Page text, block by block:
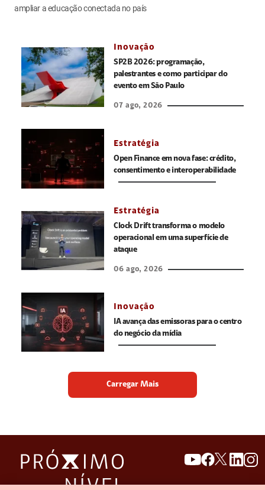
ampliar a educação conectada no país
Inovação
SP2B 2026: programação,
palestrantes e como participar do
evento em São Paulo
07 ago, 2026
Estratégia
Open Finance em nova fase: crédito,
consentimento e interoperabilidade
Estratégia
Clock Drift transforma o modelo
operacional em uma superfície de
ataque
06 ago, 2026
Inovação
IA avança das emissoras para o centro
do negócio da mídia
Carregar Mais